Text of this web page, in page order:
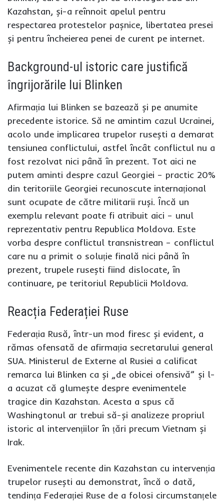
Kazahstan, și-a reînnoit apelul pentru
respectarea protestelor pașnice, libertatea presei
și pentru încheierea penei de curent pe internet.
Background-ul istoric care justifică
îngrijorările lui Blinken
Afirmația lui Blinken se bazează și pe anumite
precedente istorice. Să ne amintim cazul Ucrainei,
acolo unde implicarea trupelor rusești a demarat
tensiunea conflictului, astfel încât conflictul nu a
fost rezolvat nici până în prezent. Tot aici ne
putem aminti despre cazul Georgiei – practic 20%
din teritoriile Georgiei recunoscute internațional
sunt ocupate de către militarii ruși. Încă un
exemplu relevant poate fi atribuit aici – unul
reprezentativ pentru Republica Moldova. Este
vorba despre conflictul transnistrean – conflictul
care nu a primit o soluție finală nici până în
prezent, trupele rusești fiind dislocate, în
continuare, pe teritoriul Republicii Moldova.
Reacția Federației Ruse
Federația Rusă, într-un mod firesc și evident, a
rămas ofensată de afirmația secretarului general
SUA. Ministerul de Externe al Rusiei a calificat
remarca lui Blinken ca și „de obicei ofensivă” și l-
a acuzat că glumește despre evenimentele
tragice din Kazahstan. Acesta a spus că
Washingtonul ar trebui să-și analizeze propriul
istoric al intervențiilor în țări precum Vietnam și
Irak.
Evenimentele recente din Kazahstan cu intervenția
trupelor rusești au demonstrat, încă o dată,
tendința Federației Ruse de a folosi circumstanțele